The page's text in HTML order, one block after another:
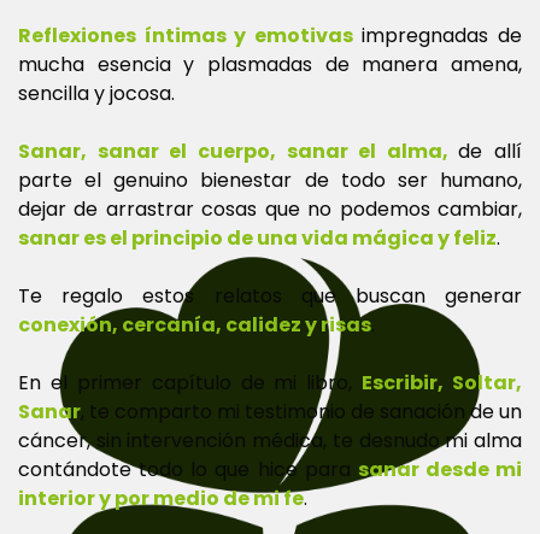
Reflexiones íntimas y emotivasimpregnadas de
mucha esencia y plasmadas de manera amena,
sencilla y jocosa.
Sanar, sanar el cuerpo, sanar el alma,de allí
parte el genuino bienestar de todo ser humano,
dejar de arrastrar cosas que no podemos cambiar,
sanar es el principio de una vida mágica y feliz.
Te regalo estos relatos que buscan generar
conexión, cercanía, calidez y risas.
En el primer capítulo de mi libro, Escribir, Soltar,
Sanar, te comparto mi testimonio de sanación de un
cáncer, sin intervención médica, te desnudo mi alma
contándote todo lo que hice para sanar desde mi
interior y por medio de mi fe.